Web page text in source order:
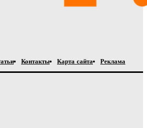
Контакты Карта сайта Реклама